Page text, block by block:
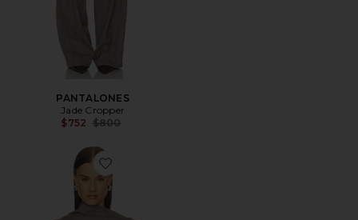
PANTALONES
Jade Cropper
$752 Previous price:
$800
Favorite Asymmetric Top